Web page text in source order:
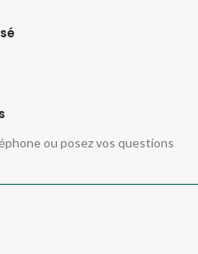
ou posez vos questions